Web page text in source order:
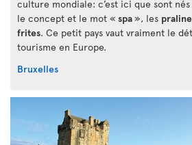
culture mondiale: c’est ici que sont
le concept et le mot « spa», les
frites. Ce petit pays vaut vraiment le
tourisme en Europe.
Bruxelles